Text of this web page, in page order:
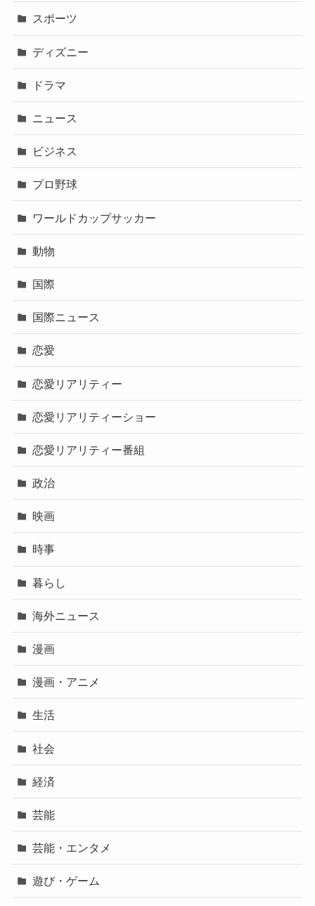
スポーツ
ディズニー
ドラマ
ニュース
ビジネス
プロ野球
ワールドカップサッカー
動物
国際
国際ニュース
恋愛
恋愛リアリティー
恋愛リアリティーショー
恋愛リアリティー番組
政治
映画
時事
暮らし
海外ニュース
漫画
漫画・アニメ
生活
社会
経済
芸能
芸能・エンタメ
遊び・ゲーム